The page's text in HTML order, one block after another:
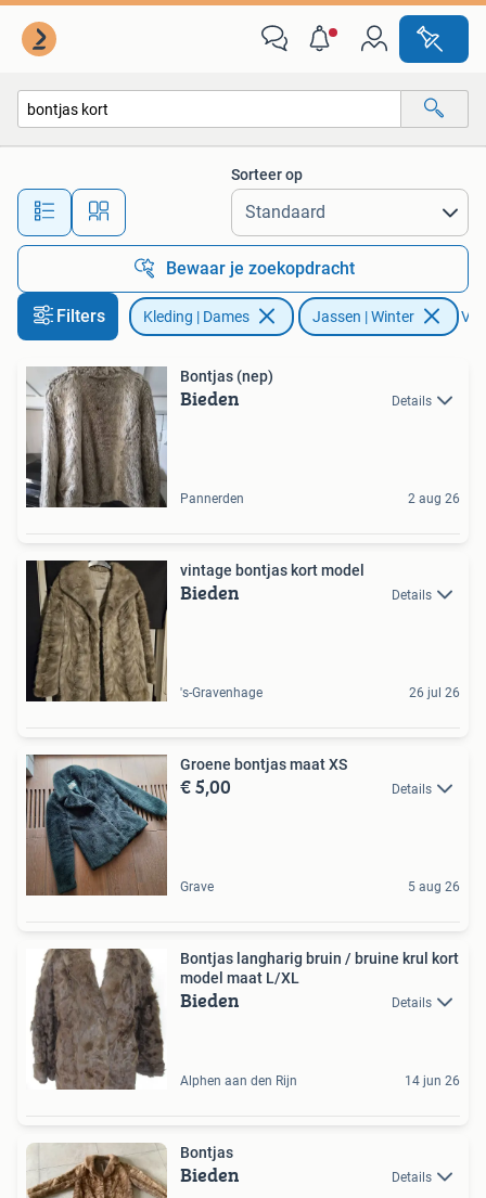
Alle afstanden…
Sorteer op
Bewaar je zoekopdracht
Filters Kleding | Dames Jassen | Winter
Bontjas (nep)
Bieden Details
Pannerden 2 aug 26
vintage bontjas kort model
Bieden Details
's-Gravenhage 26 jul 26
Groene bontjas maat XS
€ 5,00 Details
Grave 5 aug 26
Bontjas langharig bruin / bruine krul kort
model maat L/XL
Bieden Details
Alphen aan den Rijn 14 jun 26
Bontjas
Bieden Details